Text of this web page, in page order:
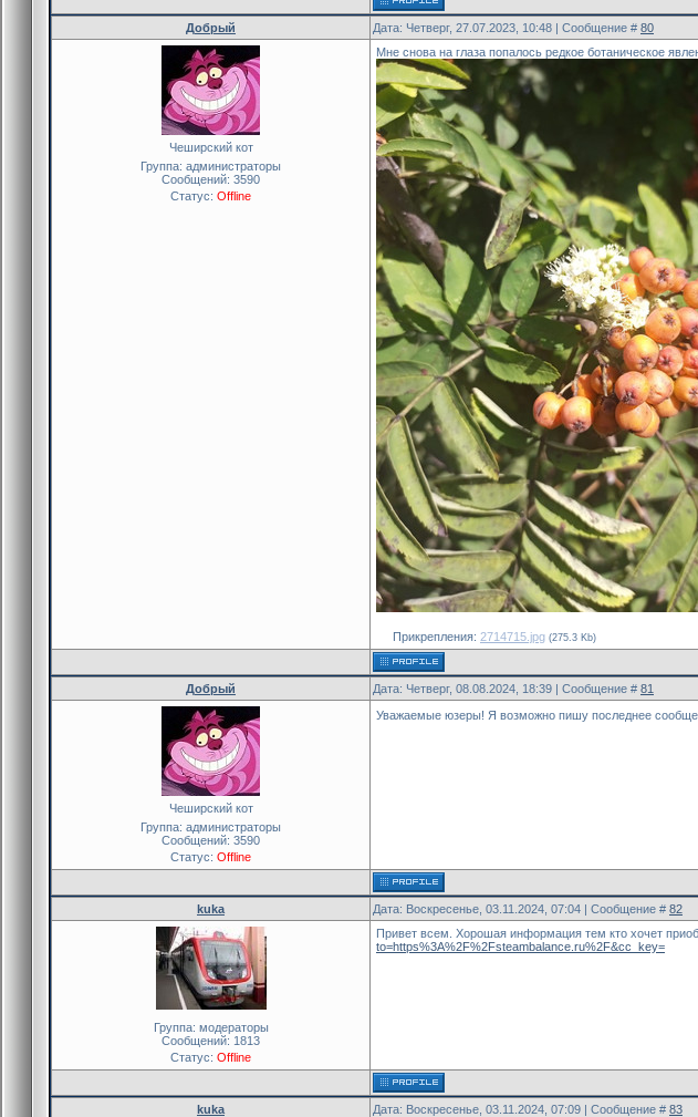
Добрый Дата: Четверг, 27.07.2023, 10:48 | Сообщение # 80
Чеширский кот
Группа: администраторы
Сообщений: 3590
Статус: Offline
Мне снова на глаза попалось редкое ботаническое
Прикрепления: 2714715.jpg (275.3 Kb)
Добрый Дата: Четверг, 08.08.2024, 18:39 | Сообщение # 81
Чеширский кот
Группа: администраторы
Сообщений: 3590
Статус: Offline
Уважаемые юзеры! Я возможно пишу последнее
kuka Дата: Воскресенье, 03.11.2024, 07:04 | Сообщение # 82
Группа: модераторы
Сообщений: 1813
Статус: Offline
Привет всем. Хорошая информация тем кто хочет
to=https%3A%2F%2Fsteambalance.ru%2F&cc_key=
kuka Дата: Воскресенье, 03.11.2024, 07:09 | Сообщение # 83